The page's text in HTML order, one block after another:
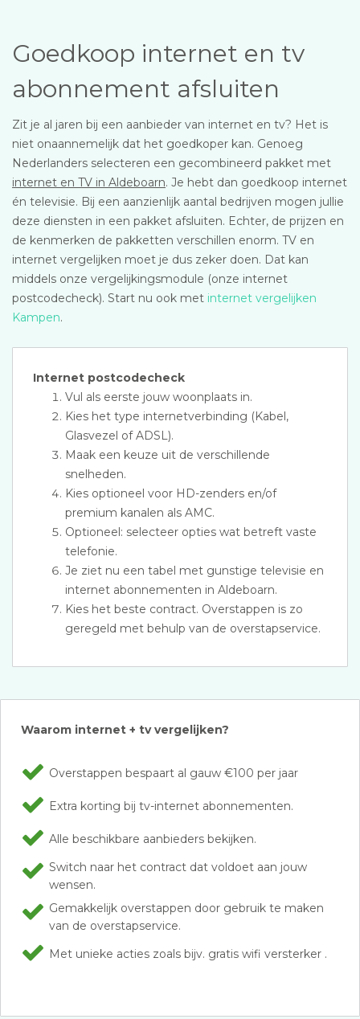
Goedkoop internet en tv
abonnement afsluiten
Zit je al jaren bij een aanbieder van internet en tv? Het is
niet onaannemelijk dat het goedkoper kan. Genoeg
Nederlanders selecteren een gecombineerd pakket met
internet en TV in Aldeboarn. Je hebt dan goedkoop internet
én televisie. Bij een aanzienlijk aantal bedrijven mogen jullie
deze diensten in een pakket afsluiten. Echter, de prijzen en
de kenmerken de pakketten verschillen enorm. TV en
internet vergelijken moet je dus zeker doen. Dat kan
middels onze vergelijkingsmodule (onze internet
postcodecheck). Start nu ook met internet vergelijken
Kampen.
Internet postcodecheck
Vul als eerste jouw woonplaats in.
Kies het type internetverbinding (Kabel,
Glasvezel of ADSL).
Maak een keuze uit de verschillende
snelheden.
Kies optioneel voor HD-zenders en/of
premium kanalen als AMC.
Optioneel: selecteer opties wat betreft vaste
telefonie.
Je ziet nu een tabel met gunstige televisie en
internet abonnementen in Aldeboarn.
Kies het beste contract. Overstappen is zo
geregeld met behulp van de overstapservice.
Waarom internet + tv vergelijken?
Overstappen bespaart al gauw €100 per jaar
Extra korting bij tv-internet abonnementen.
Alle beschikbare aanbieders bekijken.
Switch naar het contract dat voldoet aan jouw
wensen.
Gemakkelijk overstappen door gebruik te maken
van de overstapservice.
Met unieke acties zoals bijv. gratis wifi versterker .